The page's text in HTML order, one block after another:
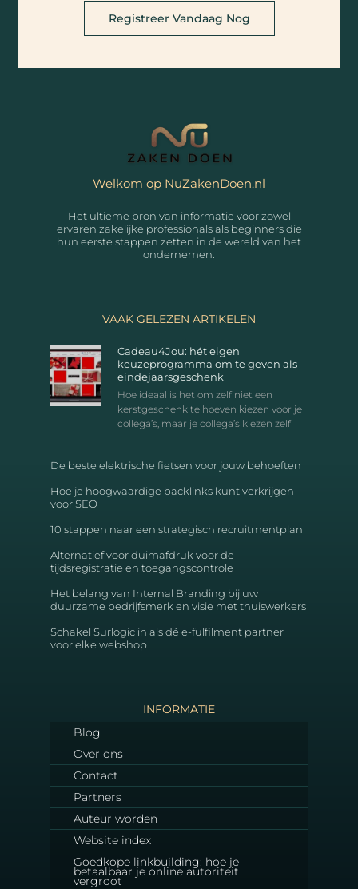
Registreer Vandaag Nog
Welkom op NuZakenDoen.nl
Het ultieme bron van informatie voor zowel
ervaren zakelijke professionals als beginners die
hun eerste stappen zetten in de wereld van het
ondernemen.
VAAK GELEZEN ARTIKELEN
Cadeau4Jou: hét eigen
keuzeprogramma om te geven als
eindejaarsgeschenk
Hoe ideaal is het om zelf niet een
kerstgeschenk te hoeven kiezen voor je
collega’s, maar je collega’s kiezen zelf
De beste elektrische fietsen voor jouw behoeften
Hoe je hoogwaardige backlinks kunt verkrijgen
voor SEO
10 stappen naar een strategisch recruitmentplan
Alternatief voor duimafdruk voor de
tijdsregistratie en toegangscontrole
Het belang van Internal Branding bij uw
duurzame bedrijfsmerk en visie met thuiswerkers
Schakel Surlogic in als dé e-fulfilment partner
voor elke webshop
INFORMATIE
Blog
Over ons
Contact
Partners
Auteur worden
Website index
Goedkope linkbuilding: hoe je
betaalbaar je online autoriteit
vergroot